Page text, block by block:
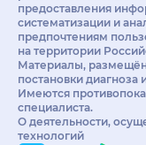
предоставления
систематизации и
предпочтениям
на территории
Материалы,
постановки
Имеются
специалиста.
О деятельности,
технологий